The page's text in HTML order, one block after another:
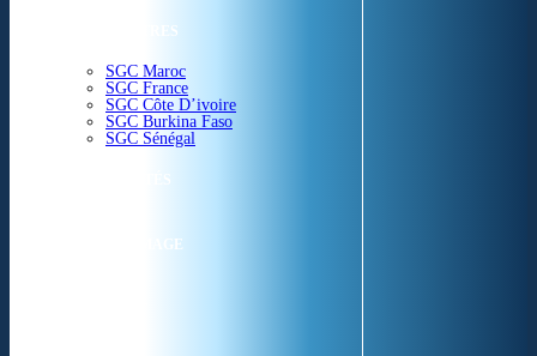
NOS CENTRES
SGC Maroc
SGC France
SGC Côte D’ivoire
SGC Burkina Faso
SGC Sénégal
ACTUALITÉS
SGC EN IMAGE